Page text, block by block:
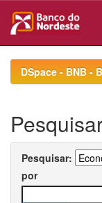
navigationDSpace - BNB -
Pesquisar:
por